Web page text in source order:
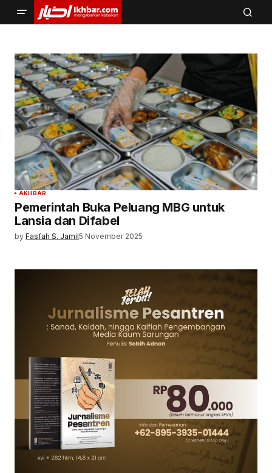
AKHBAR
Pemerintah Buka Peluang MBG untuk
Lansia dan Difabel
by Fasfah S. Jamil5 November 2025